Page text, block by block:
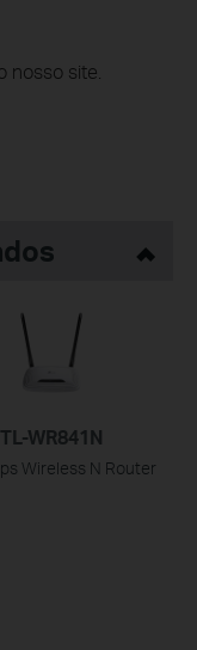
nosso site.
TL-WR841N
Wireless N Router